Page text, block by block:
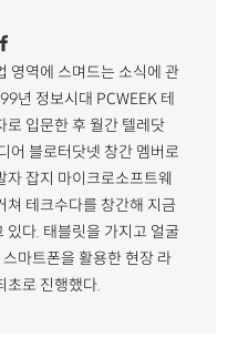
영역에 스며드는 소식에 관
년 정보시대 PCWEEK 테
로 입문한 후 월간 텔레닷
어 블로터닷넷 창간 멤버로
자 잡지 마이크로소프트웨
쳐 테크수다를 창간해 지금
있다. 태블릿을 가지고 얼굴
스마트폰을 활용한 현장 라
초로 진행했다.